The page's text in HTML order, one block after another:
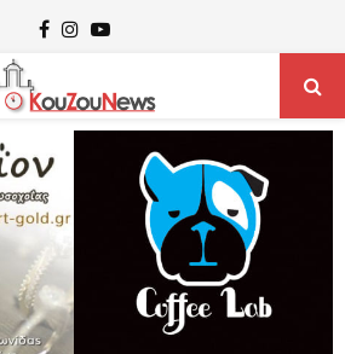
Facebook
Instagram
Youtube